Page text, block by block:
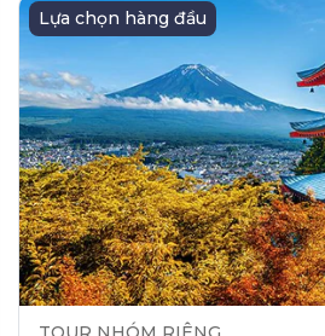
Lựa chọn hàng đầu